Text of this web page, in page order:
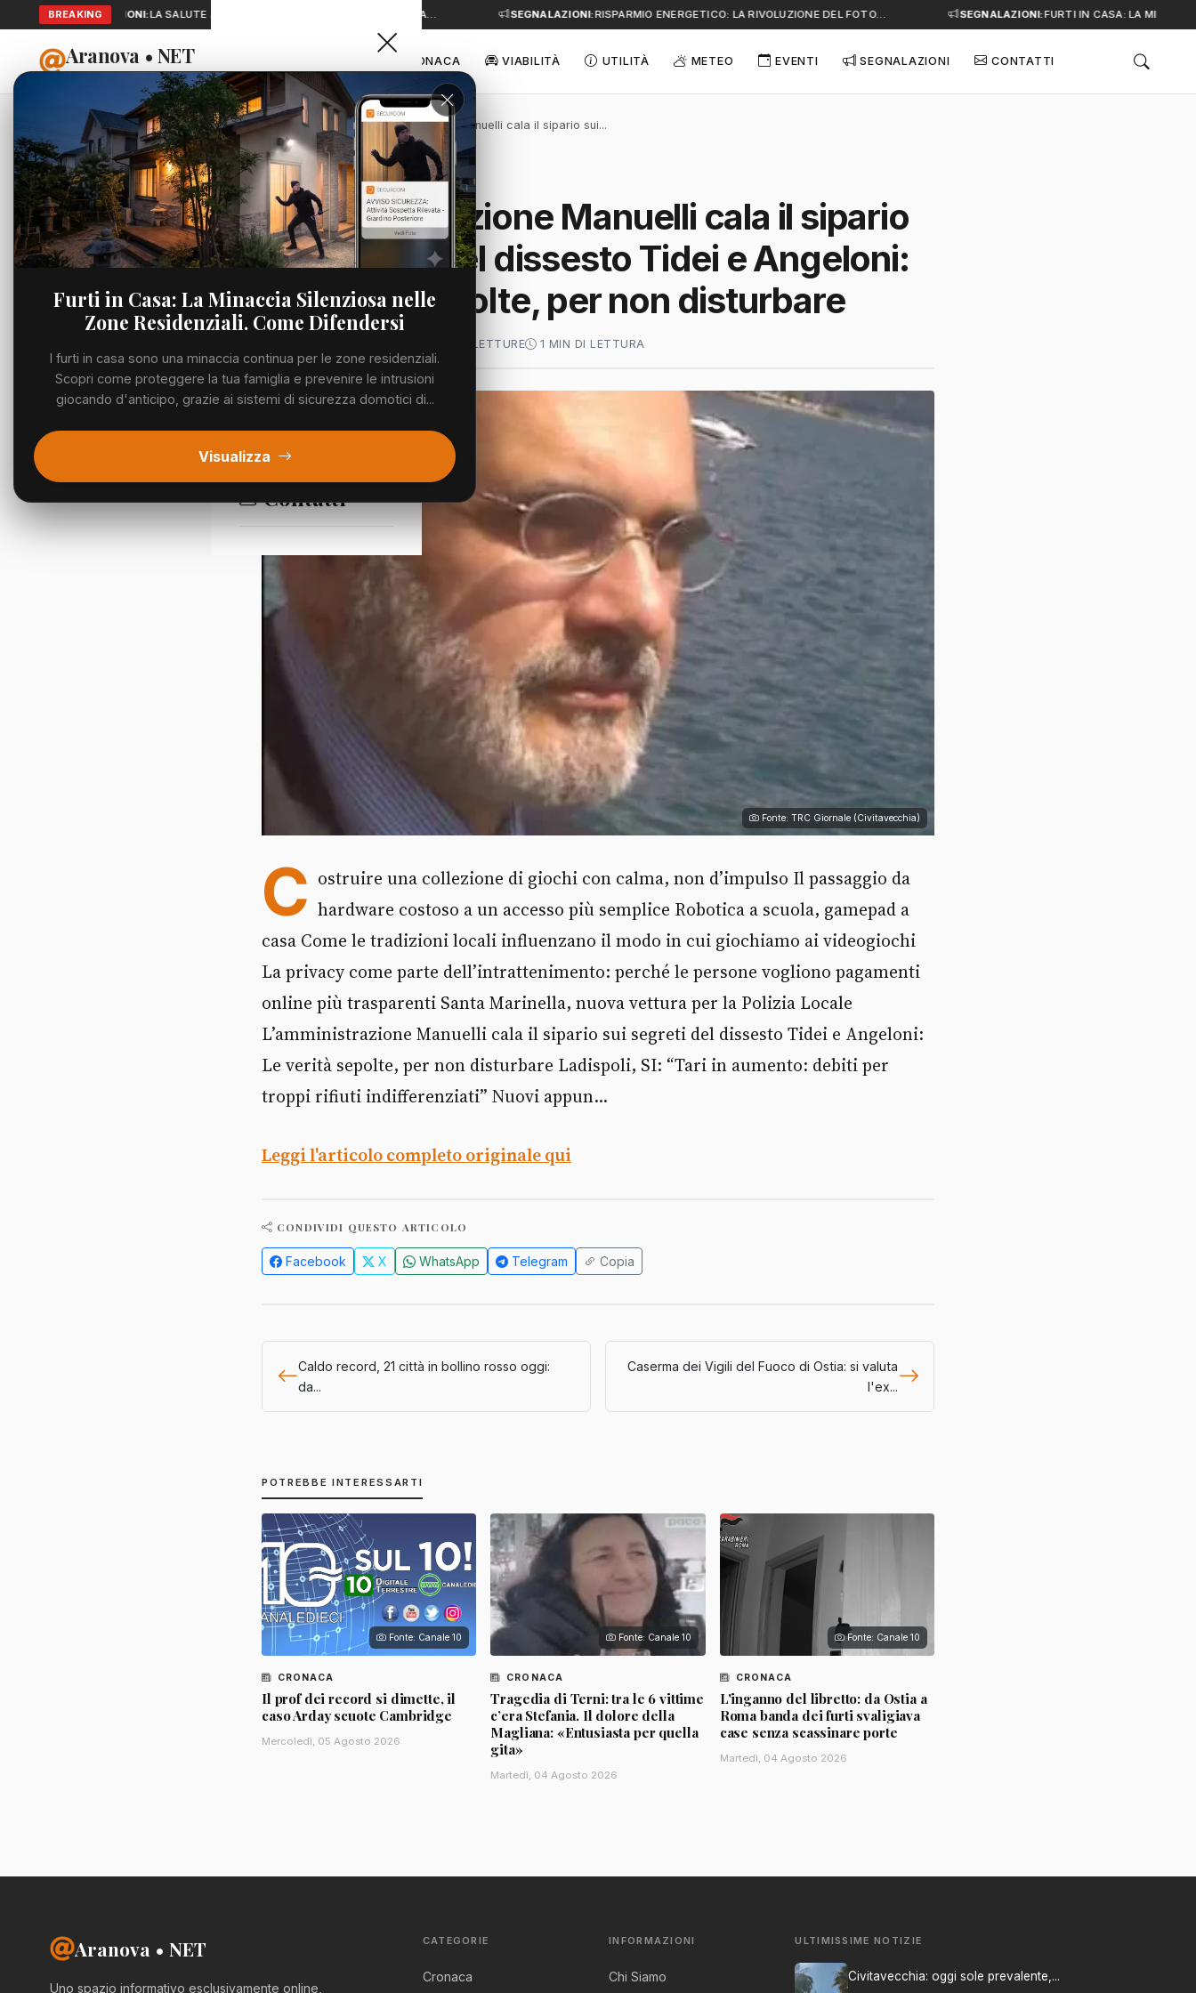
BREAKING
SEGNALAZIONI:LA SALUTE A PORTATA DI MANO: TELEMEDICINA E A… SEGNALAZIONI:RISPARMIO ENERGETICO: LA RIVOLUZIONE DEL FOTO… SEGNALAZIONI:FURTI IN CASA: LA MINACCIA
Aranova • NET
PORTALE UTILE AL TERRITORIO
CRONACA VIABILITÀ UTILITÀ METEO EVENTI SEGNALAZIONI CONTATTI
Home
Cronaca
Viabilità
Utilità
Meteo
Eventi
Segnalazioni
Contatti
Cronaca L’amministrazione Manuelli cala il sipario sui...
CRONACA
L’amministrazione Manuelli cala il sipario
sui segreti del dissesto Tidei e Angeloni:
Le verità sepolte, per non disturbare
46 LETTURE 1 MIN DI LETTURA
Fonte: TRC Giornale (Civitavecchia)
C ostruire una collezione di giochi con calma, non d’impulso Il passaggio da
hardware costoso a un accesso più semplice Robotica a scuola, gamepad a
casa Come le tradizioni locali influenzano il modo in cui giochiamo ai videogiochi
La privacy come parte dell’intrattenimento: perché le persone vogliono pagamenti
online più trasparenti Santa Marinella, nuova vettura per la Polizia Locale
L’amministrazione Manuelli cala il sipario sui segreti del dissesto Tidei e Angeloni:
Le verità sepolte, per non disturbare Ladispoli, SI: “Tari in aumento: debiti per
troppi rifiuti indifferenziati” Nuovi appun...
Leggi l'articolo completo originale qui
CONDIVIDI QUESTO ARTICOLO
Facebook X WhatsApp Telegram Copia
Caldo record, 21 città in bollino rosso oggi:
da...
Caserma dei Vigili del Fuoco di Ostia: si valuta
l'ex...
POTREBBE INTERESSARTI
Fonte: Canale 10
CRONACA
Il prof dei record si dimette, il
caso Arday scuote Cambridge
Mercoledì, 05 Agosto 2026
Fonte: Canale 10
CRONACA
Tragedia di Terni: tra le 6 vittime
c’era Stefania. Il dolore della
Magliana: «Entusiasta per quella
gita»
Martedì, 04 Agosto 2026
Fonte: Canale 10
CRONACA
L'inganno del libretto: da Ostia a
Roma banda dei furti svaligiava
case senza scassinare porte
Martedì, 04 Agosto 2026
Furti in Casa: La Minaccia Silenziosa nelle
Zone Residenziali. Come Difendersi
I furti in casa sono una minaccia continua per le zone residenziali.
Scopri come proteggere la tua famiglia e prevenire le intrusioni
giocando d'anticipo, grazie ai sistemi di sicurezza domotici di...
Visualizza
Aranova • NET
Uno spazio informativo esclusivamente online,
CATEGORIE
Cronaca
INFORMAZIONI
Chi Siamo
ULTIMISSIME NOTIZIE
Civitavecchia: oggi sole prevalente,...